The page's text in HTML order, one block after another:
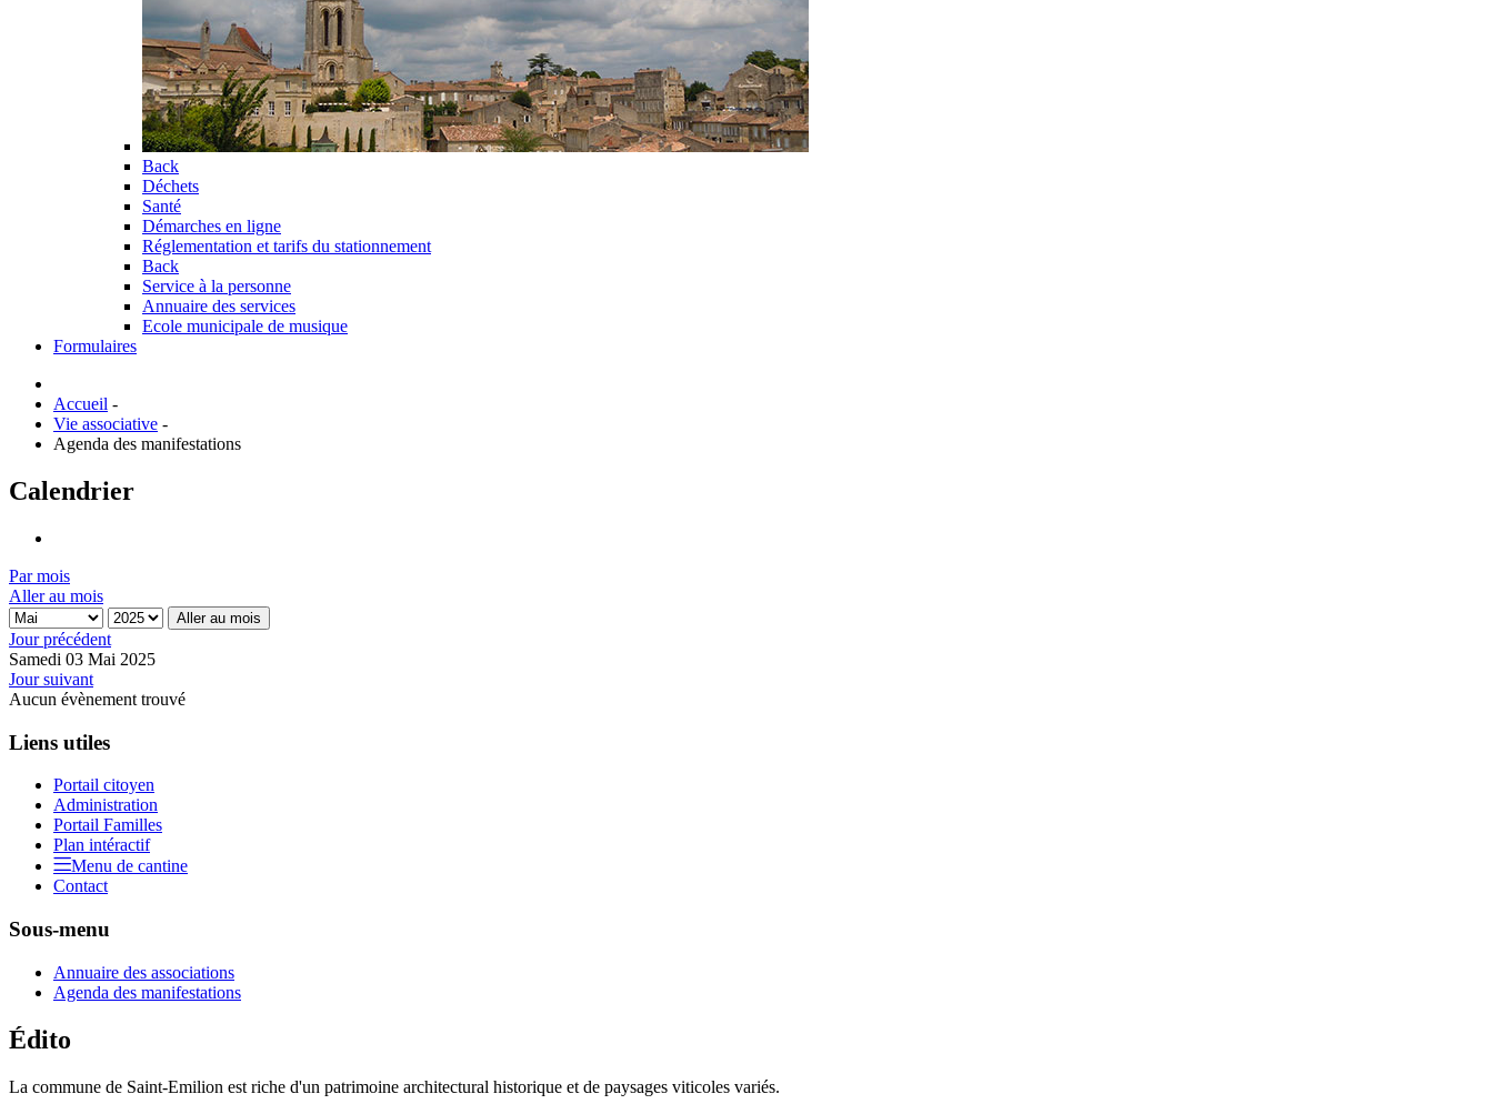
Back
Déchets
Santé
Démarches en ligne
Réglementation et tarifs du stationnement
Back
Service à la personne
Annuaire des services
Ecole municipale de musique
Formulaires
Accueil -
Vie associative -
Agenda des manifestations
Calendrier
Par mois
Aller au mois
Aller au mois
Jour précédent
Samedi 03 Mai 2025
Jour suivant
Aucun évènement trouvé
Liens utiles
Portail citoyen
Administration
Portail Familles
Plan intéractif
Menu de cantine
Contact
Sous-menu
Annuaire des associations
Agenda des manifestations
Édito
La commune de Saint-Emilion est riche d'un patrimoine architectural historique et de paysages viticoles variés.